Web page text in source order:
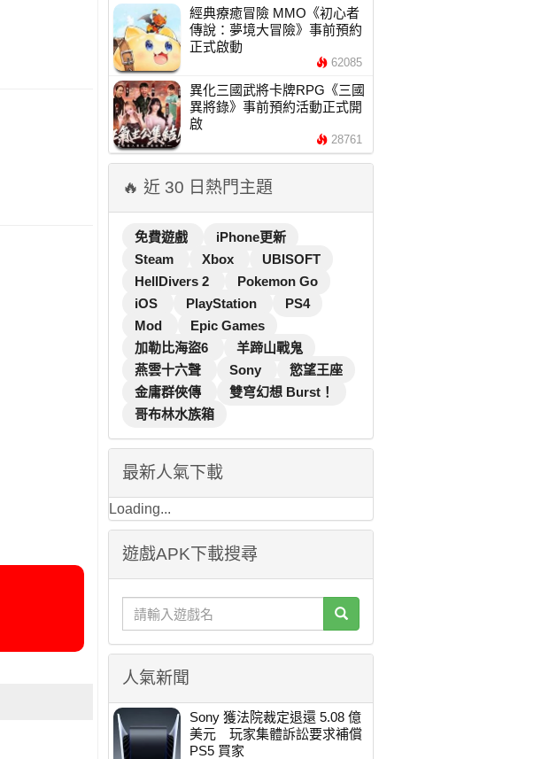
經典療癒冒險 MMO《初心者
傳說：夢境大冒險》事前預約
正式啟動
62085
異化三國武將卡牌RPG《三國
異將錄》事前預約活動正式開
啟
28761
🔥 近 30 日熱門主題
免費遊戲
iPhone更新
Steam
Xbox
UBISOFT
HellDivers 2
Pokemon Go
iOS
PlayStation
PS4
Mod
Epic Games
加勒比海盜6
羊蹄山戰鬼
燕雲十六聲
Sony
慾望王座
金庸群俠傳
雙穹幻想 Burst！
哥布林水族箱
最新人氣下載
Loading...
遊戲APK下載搜尋
人氣新聞
Sony 獲法院裁定退還 5.08 億
美元 玩家集體訴訟要求補償
PS5 買家